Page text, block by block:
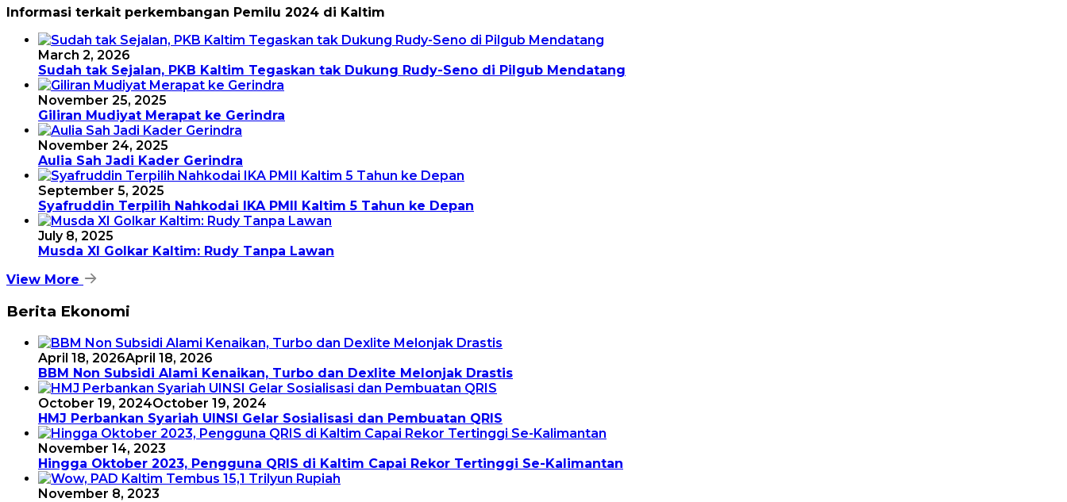
Informasi terkait perkembangan Pemilu 2024 di Kaltim
March 2, 2026
Sudah tak Sejalan, PKB Kaltim Tegaskan tak Dukung Rudy-Seno di Pilgub Mendatang
November 25, 2025
Giliran Mudiyat Merapat ke Gerindra
November 24, 2025
Aulia Sah Jadi Kader Gerindra
September 5, 2025
Syafruddin Terpilih Nahkodai IKA PMII Kaltim 5 Tahun ke Depan
July 8, 2025
Musda XI Golkar Kaltim: Rudy Tanpa Lawan
View More
Berita Ekonomi
April 18, 2026April 18, 2026
BBM Non Subsidi Alami Kenaikan, Turbo dan Dexlite Melonjak Drastis
October 19, 2024October 19, 2024
HMJ Perbankan Syariah UINSI Gelar Sosialisasi dan Pembuatan QRIS
November 14, 2023
Hingga Oktober 2023, Pengguna QRIS di Kaltim Capai Rekor Tertinggi Se-Kalimantan
November 8, 2023